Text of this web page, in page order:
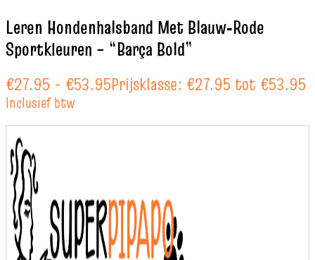
Leren Hondenhalsband Met Blauw‑Rode
Sportkleuren – “Barça Bold”
€27.95 - €53.95Prijsklasse: €27.95 tot €53.95
Inclusief btw